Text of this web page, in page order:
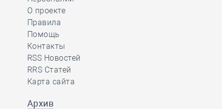
О проекте
Правила
Помощь
Контакты
RSS Новостей
RRS Статей
Карта сайта
Архив